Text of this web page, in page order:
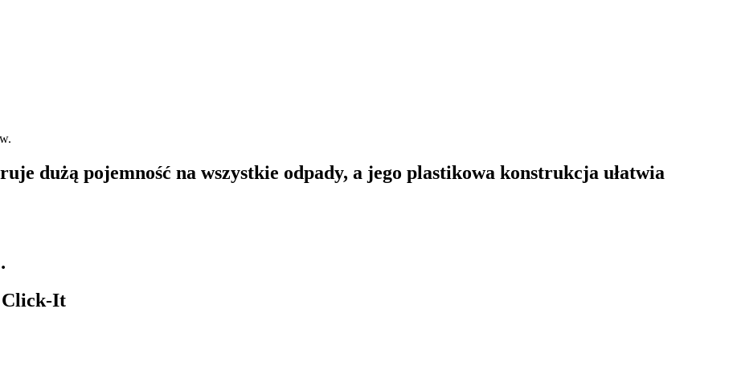
dużą pojemność na wszystkie odpady, a jego plastikowa konstrukcja ułatwia
Click-It